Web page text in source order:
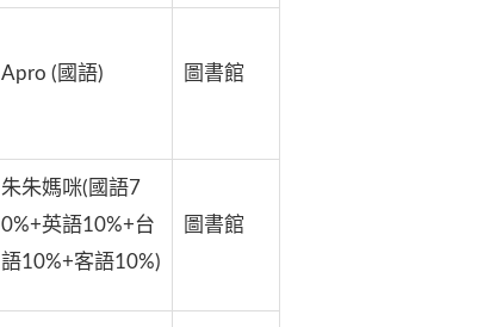
Apro (國語) 圖書館
朱朱媽咪(國語7
0%+英語10%+台
語10%+客語10%)
圖書館